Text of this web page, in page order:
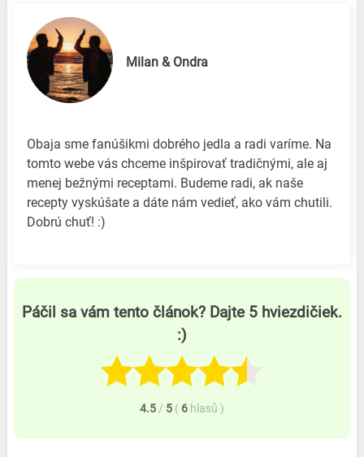
Milan & Ondra
Obaja sme fanúšikmi dobrého jedla a radi varíme. Na
tomto webe vás chceme inšpirovať tradičnými, ale aj
menej bežnými receptami. Budeme radi, ak naše
recepty vyskúšate a dáte nám vedieť, ako vám chutili.
Dobrú chuť! :)
Páčil sa vám tento článok? Dajte 5 hviezdičiek.
:)
4.5 / 5 ( 6 hlasů )